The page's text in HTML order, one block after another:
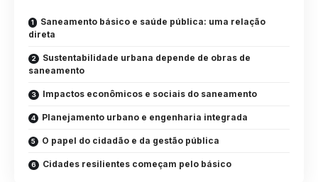
Saneamento básico e saúde pública: uma relação
direta
Sustentabilidade urbana depende de obras de
saneamento
Impactos econômicos e sociais do saneamento
Planejamento urbano e engenharia integrada
O papel do cidadão e da gestão pública
Cidades resilientes começam pelo básico